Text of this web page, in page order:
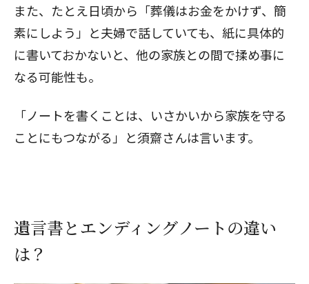
また、たとえ日頃から「葬儀はお金をかけず、簡
素にしよう」と夫婦で話していても、紙に具体的
に書いておかないと、他の家族との間で揉め事に
なる可能性も。
「ノートを書くことは、いさかいから家族を守る
ことにもつながる」と須齋さんは言います。
遺言書とエンディングノートの違い
は？